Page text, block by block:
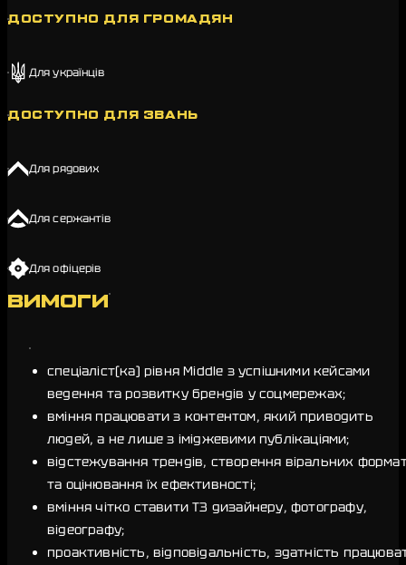
ДОСТУПНО ДЛЯ ГРОМАДЯН
Для українців
ДОСТУПНО ДЛЯ ЗВАНЬ
Для рядових
Для сержантів
Для офіцерів
ВИМОГИ
спеціаліст(ка) рівня Middle з успішними кейсами
ведення та розвитку брендів у соцмережах;
вміння працювати з контентом, який приводить
людей, а не лише з іміджевими публікаціями;
відстежування трендів, створення віральних
та оцінювання їх ефективності;
вміння чітко ставити ТЗ дизайнеру, фотографу,
відеографу;
проактивність, відповідальність, здатність